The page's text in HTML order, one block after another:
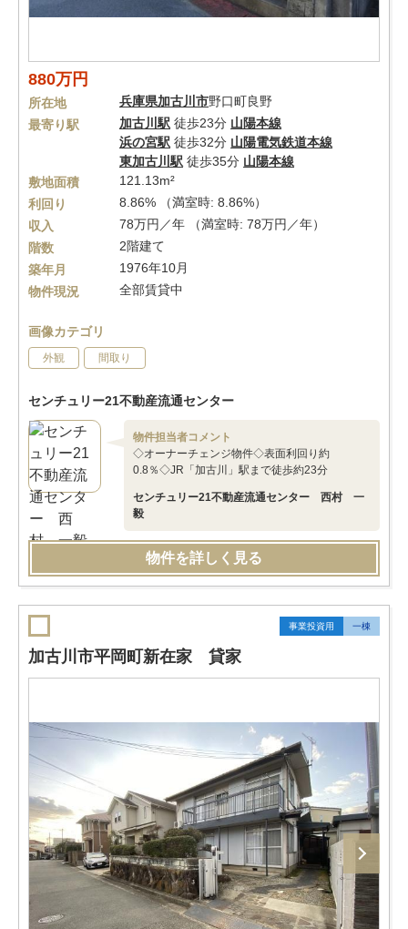
880万円
所在地 兵庫県加古川市野口町良野
最寄り駅
加古川駅 徒歩23分 山陽本線
浜の宮駅 徒歩32分 山陽電気鉄道本線
東加古川駅 徒歩35分 山陽本線
敷地面積
121.13m²
利回り
8.86% （満室時: 8.86%）
収入
78万円／年 （満室時: 78万円／年）
階数
2階建て
築年月
1976年10月
物件現況
全部賃貸中
画像カテゴリ
外観 間取り
センチュリー21不動産流通センター
物件担当者コメント
◇オーナーチェンジ物件◇表面利回り約
0.8％◇JR「加古川」駅まで徒歩約23分
センチュリー21不動産流通センター 西村 一
毅
物件を詳しく見る
事業投資用 一棟
加古川市平岡町新在家 貸家